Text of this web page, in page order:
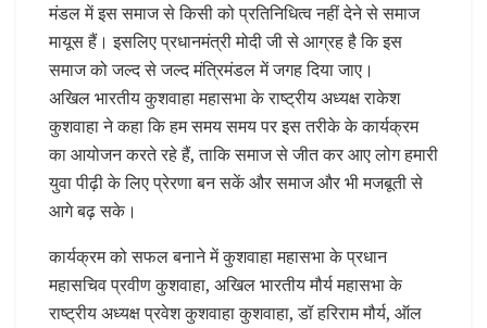
मंडल में इस समाज से किसी को प्रतिनिधित्व नहीं देने से समाज
मायूस हैं। इसलिए प्रधानमंत्री मोदी जी से आग्रह है कि इस
समाज को जल्द से जल्द मंत्रिमंडल में जगह दिया जाए।
अखिल भारतीय कुशवाहा महासभा के राष्ट्रीय अध्यक्ष राकेश
कुशवाहा ने कहा कि हम समय समय पर इस तरीके के कार्यक्रम
का आयोजन करते रहे हैं, ताकि समाज से जीत कर आए लोग हमारी
युवा पीढ़ी के लिए प्रेरणा बन सकें और समाज और भी मजबूती से
आगे बढ़ सके।
कार्यक्रम को सफल बनाने में कुशवाहा महासभा के प्रधान
महासचिव प्रवीण कुशवाहा, अखिल भारतीय मौर्य महासभा के
राष्ट्रीय अध्यक्ष प्रवेश कुशवाहा कुशवाहा, डॉ हरिराम मौर्य, ऑल